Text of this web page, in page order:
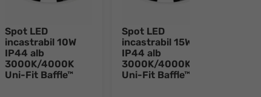
Spot LED
incastrabil 10W
IP44 alb
3000K/4000K
Uni-Fit Baffle™
Spot LED
incastrabil 15W
IP44 alb
3000K/4000K
Uni-Fit Baffle™